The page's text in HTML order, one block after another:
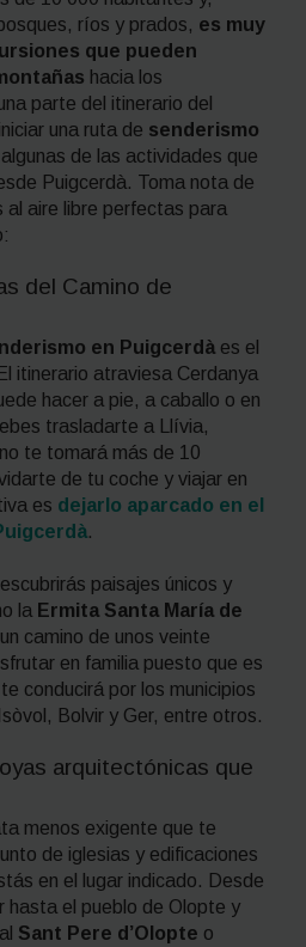
ríos y prados, es muy
que pueden
hacia los
parte del itinerario del
una ruta de senderismo
de las actividades que
Puigcerdà. Toma nota de
aire libre perfectas para
del Camino de
en Puigcerdà es el
itinerario atraviesa Cerdanya
hacer a pie, a caballo o en
trasladarte a Llívia,
te tomará más de 10
de tu coche y viajar en
es dejarlo aparcado en el
.
paisajes únicos y
la Ermita Santa María de
camino de unos veinte
en familia puesto que es
conducirá por los municipios
Bolvir y Ger, entre otros.
arquitectónicas que
menos exigente que te
de iglesias y edificaciones
en el lugar indicado. Desde
hasta el pueblo de Olopte y
Sant Pere d’Olopte o